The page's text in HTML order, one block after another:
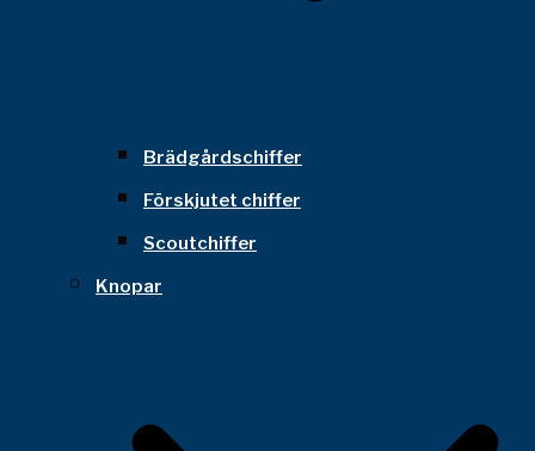
Brädgårdschiffer
Förskjutet chiffer
Scoutchiffer
Knopar